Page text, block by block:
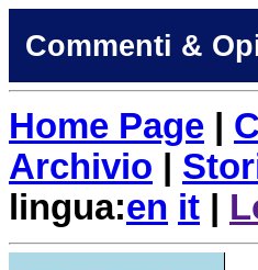
Commenti &
Home Page
Archivio
lingua:en it